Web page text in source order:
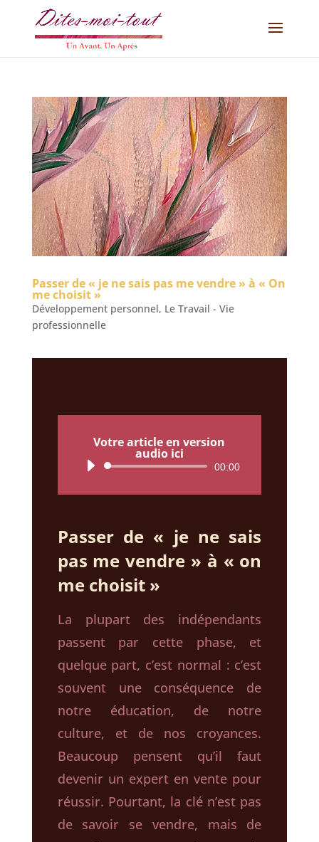
Passer de « je ne sais pas me vendre » à « On
me choisit »
Développement personnel, Le Travail - Vie
professionnelle
Votre article en version
audio ici
Lecteur
00:00
Passer de « je ne sais
pas me vendre » à « on
me choisit »
La plupart des indépendants
passent par cette phase, et
quelque part, c’est normal : c’est
souvent une conséquence de
notre éducation, de notre
culture, et de nos croyances.
Beaucoup pensent qu’il faut
devenir un expert en vente pour
réussir. Pourtant, la clé n’est pas
de savoir se vendre, mais de